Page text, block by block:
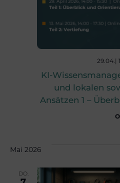
KI-
und lokalen
Ansätzen 1 –
29.04.|
Mai 2026
DO.